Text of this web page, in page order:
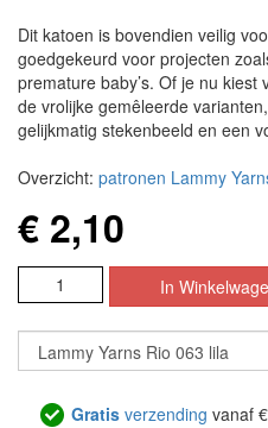
Dit katoen is bovendien veilig
goedgekeurd voor projecten
premature baby’s. Of je nu
de vrolijke gemêleerde
gelijkmatig stekenbeeld en een
Overzicht: patronen Lammy
€ 2,10
Gratis verzending vanaf